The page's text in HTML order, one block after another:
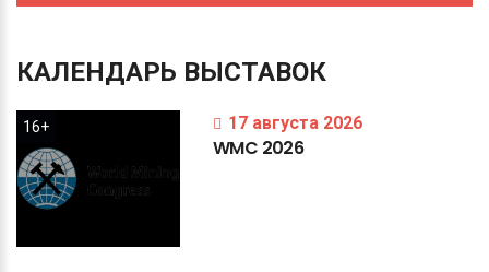
КАЛЕНДАРЬ ВЫСТАВОК
16+ 17 августа 2026
WMC 2026